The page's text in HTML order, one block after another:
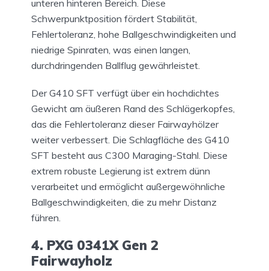
unteren hinteren Bereich. Diese
Schwerpunktposition fördert Stabilität,
Fehlertoleranz, hohe Ballgeschwindigkeiten und
niedrige Spinraten, was einen langen,
durchdringenden Ballflug gewährleistet.
Der G410 SFT verfügt über ein hochdichtes
Gewicht am äußeren Rand des Schlägerkopfes,
das die Fehlertoleranz dieser Fairwayhölzer
weiter verbessert. Die Schlagfläche des G410
SFT besteht aus C300 Maraging-Stahl. Diese
extrem robuste Legierung ist extrem dünn
verarbeitet und ermöglicht außergewöhnliche
Ballgeschwindigkeiten, die zu mehr Distanz
führen.
4. PXG 0341X Gen 2
Fairwayholz